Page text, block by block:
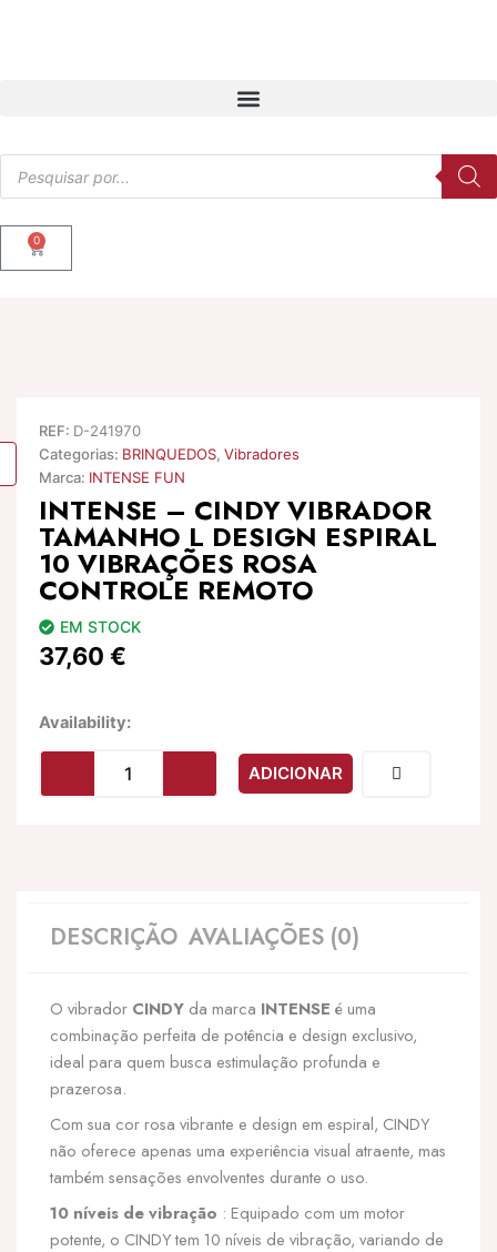
search
0
Cart
REF: D-241970
Categorias: BRINQUEDOS, Vibradores
Marca: INTENSE FUN
INTENSE – CINDY VIBRADOR
TAMANHO L DESIGN ESPIRAL
10 VIBRAÇÕES ROSA
CONTROLE REMOTO
EM STOCK
37,60 €
Availability:Quantidade
INTENSE
ESPIRAL
10
CONTROLE
REMOTO
ADICIONAR
DESCRIÇÃO AVALIAÇÕES (0)
O vibrador CINDY da marca INTENSE é uma
combinação perfeita de potência e design exclusivo,
ideal para quem busca estimulação profunda e
prazerosa.
Com sua cor rosa vibrante e design em espiral, CINDY
não oferece apenas uma experiência visual atraente, mas
também sensações envolventes durante o uso.
10 níveis de vibração : Equipado com um motor
potente, o CINDY tem 10 níveis de vibração, variando de